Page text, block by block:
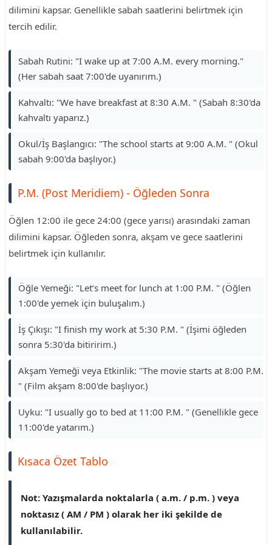
dilimini kapsar. Genellikle sabah saatlerini belirtmek için
tercih edilir.
Sabah Rutini: "I wake up at 7:00 A.M. every morning."
(Her sabah saat 7:00'de uyanırım.)
Kahvaltı: "We have breakfast at 8:30 A.M. " (Sabah 8:30'da
kahvaltı yaparız.)
Okul/İş Başlangıcı: "The school starts at 9:00 A.M. " (Okul
sabah 9:00'da başlıyor.)
P.M. (Post Meridiem) - Öğleden Sonra
Öğlen 12:00 ile gece 24:00 (gece yarısı) arasındaki zaman
dilimini kapsar. Öğleden sonra, akşam ve gece saatlerini
belirtmek için kullanılır.
Öğle Yemeği: "Let’s meet for lunch at 1:00 P.M. " (Öğlen
1:00'de yemek için buluşalım.)
İş Çıkışı: "I finish my work at 5:30 P.M. " (İşimi öğleden
sonra 5:30'da bitiririm.)
Akşam Yemeği veya Etkinlik: "The movie starts at 8:00 P.M.
" (Film akşam 8:00'de başlıyor.)
Uyku: "I usually go to bed at 11:00 P.M. " (Genellikle gece
11:00'de yatarım.)
Kısaca Özet Tablo
Not: Yazışmalarda noktalarla ( a.m. / p.m. ) veya
noktasız ( AM / PM ) olarak her iki şekilde de
kullanılabilir.